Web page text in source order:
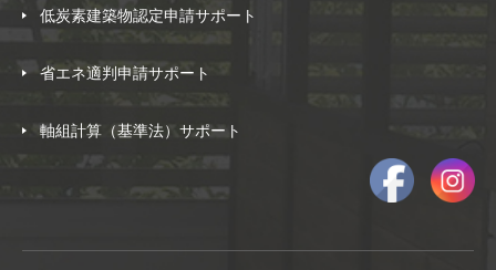
低炭素建築物認定申請サポート
省エネ適判申請サポート
軸組計算（基準法）サポート